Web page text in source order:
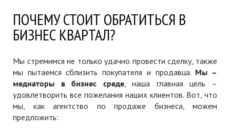
ПОЧЕМУ СТОИТ ОБРАТИТЬСЯ В
БИЗНЕС КВАРТАЛ?
Мы стремимся не только удачно провести сделку, также
мы пытаемся сблизить покупателя и продавца. Мы –
медиаторы в бизнес среде, наша главная цель –
удовлетворить все пожелания наших клиентов. Вот, что
мы, как агентство по продаже бизнеса, можем
предложить: